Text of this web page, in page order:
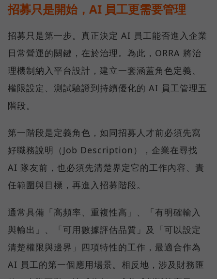
招募只是開始，AI 員工更需要管理
招募只是第一步。真正決定 AI 員工能否進入企業
日常營運的關鍵，在於治理。為此，ORRA 將治
理機制納入平台設計，建立一套涵蓋角色定義、
權限設定、測試驗證到持續優化的 AI 員工管理五
階段。
第一階段是定義角色，如同招募人才前必須先寫
好職務說明（Job Description），企業在尋找
AI 隊友前，也必須先清楚界定它的工作內容、責
任範圍與目標，再進入招募階段。
通常具備「高頻率、重複性高」、「有明確輸入
與輸出」、「可用數據評估品質」及「可以設定
清楚權限與邊界」四項特性的工作，最適合作為
AI 員工的第一個應用場景。相反地，涉及財務匯